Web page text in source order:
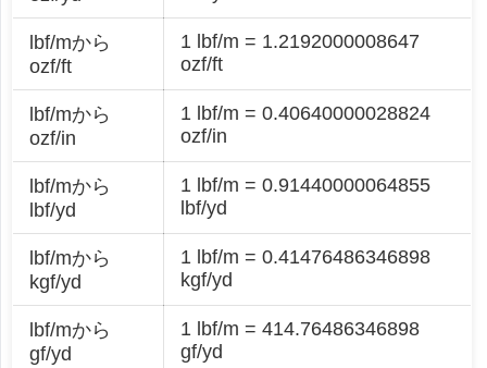
lbf/mから
ozf/ft
1 lbf/m = 1.2192000008647
ozf/ft
lbf/mから
ozf/in
1 lbf/m = 0.40640000028824
ozf/in
lbf/mから
lbf/yd
1 lbf/m = 0.91440000064855
lbf/yd
lbf/mから
kgf/yd
1 lbf/m = 0.41476486346898
kgf/yd
lbf/mから
gf/yd
1 lbf/m = 414.76486346898
gf/yd